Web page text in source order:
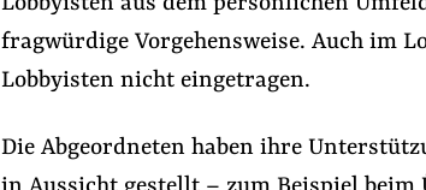
fragwürdige Vorgehensweise. Auch im
Lobbyisten nicht eingetragen.
Die Abgeordneten haben ihre